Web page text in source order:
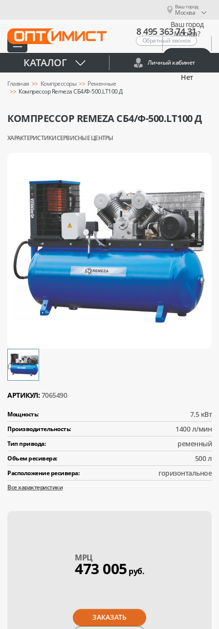
Ваш город
Москва
Ваш город
Москва?
Нет
8 495 363 74 31
Обратный звонок
КАТАЛОГ Личный кабинет
Главная Компрессоры
Ременные
Компрессор Remeza СБ4/Ф-500.LT100 Д
КОМПРЕССОР REMEZA СБ4/Ф-500.LT100 Д
ХАРАКТЕРИСТИКИСЕРВИСНЫЕ ЦЕНТРЫ
АРТИКУЛ: 7065490
Мощность: 7.5 кВт
Производительность: 1400 л/мин
Тип привода: ременный
Объем ресивера: 500 л
Расположение ресивера: горизонтальное
Все характеристики
МPЦ
473 005 руб.
ЗАКАЗАТЬ